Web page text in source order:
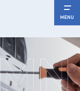
MENU